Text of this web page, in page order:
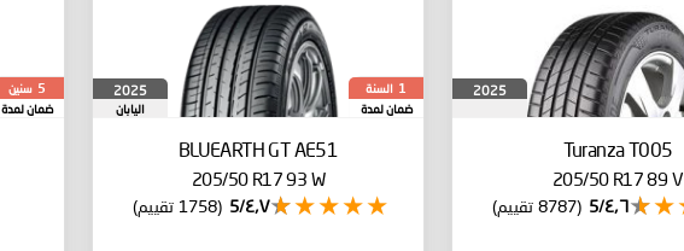
2025
Turanza T005
205/50 R17 89 V
٤٫٦/5 (8787 تقييم)
1 السنة
ضمان لمدة
2025
اليابان
BLUEARTH GT AE51
205/50 R17 93 W
٤٫٧/5 (1758 تقييم)
5 سنين
ضمان لمدة